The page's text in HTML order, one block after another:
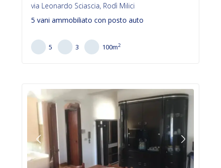
via Leonardo Sciascia, Rodì Milici
5 vani ammobiliato con posto auto
5 3 100m2